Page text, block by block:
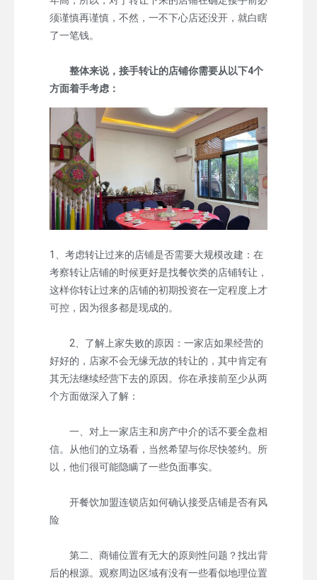
须谨慎再谨慎，不然，一不下心店还没开，就白瞎
了一笔钱。
整体来说，接手转让的店铺你需要从以下4个
方面着手考虑：
1、考虑转让过来的店铺是否需要大规模改建：在
考察转让店铺的时候更好是找餐饮类的店铺转让，
这样你转让过来的店铺的初期投资在一定程度上才
可控，因为很多都是现成的。
2、了解上家失败的原因：一家店如果经营的
好好的，店家不会无缘无故的转让的，其中肯定有
其无法继续经营下去的原因。你在承接前至少从两
个方面做深入了解：
一、对上一家店主和房产中介的话不要全盘相
信。从他们的立场看，当然希望与你尽快签约。所
以，他们很可能隐瞒了一些负面事实。
开餐饮加盟连锁店如何确认接受店铺是否有风
险
第二、商铺位置有无大的原则性问题？找出背
后的根源。观察周边区域有没有一些看似地理位置